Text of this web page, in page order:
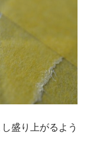
盛り上がるよう